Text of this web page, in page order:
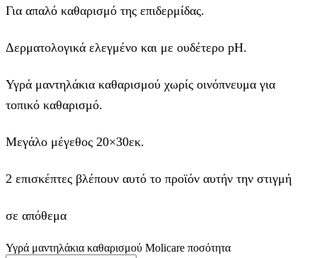
Για απαλό καθαρισμό της επιδερμίδας.
Δερματολογικά ελεγμένο και με ουδέτερο pH.
Υγρά μαντηλάκια καθαρισμού χωρίς οινόπνευμα για
τοπικό καθαρισμό.
Μεγάλο μέγεθος 20×30εκ.
2 επισκέπτες βλέπουν αυτό το προϊόν αυτήν την στιγμή
σε απόθεμα
Υγρά μαντηλάκια καθαρισμού Molicare ποσότητα